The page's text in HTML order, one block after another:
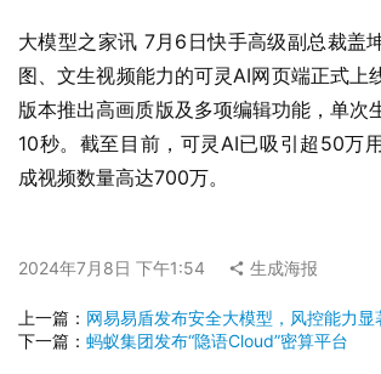
大模型之家讯 7月6日快手高级副总裁盖
图、文生视频能力的可灵AI网页端正式上
版本推出高画质版及多项编辑功能，单次
10秒。截至目前，可灵AI已吸引超50万
成视频数量高达700万。
2024年7月8日 下午1:54 生成海报
上一篇： 网易易盾发布安全大模型，风控能力显
下一篇： 蚂蚁集团发布“隐语Cloud”密算平台